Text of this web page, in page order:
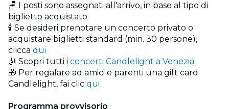
🪑 I posti sono assegnati all'arrivo, in base al tipo di
biglietto acquistato
🕯️ Se desideri prenotare un concerto privato o
acquistare biglietti standard (min. 30 persone),
clicca qui
🎻 Scopri tutti i concerti Candlelight a Venezia
🎁 Per regalare ad amici e parenti una gift card
Candlelight, fai clic qui
Programma provvisorio